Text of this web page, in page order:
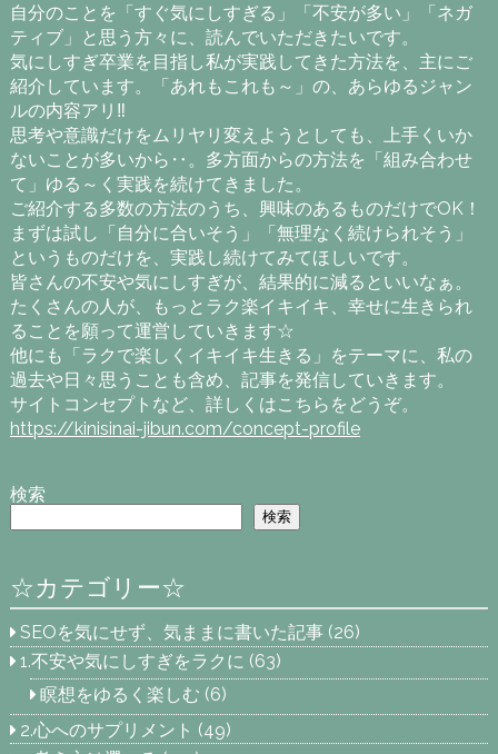
自分のことを「すぐ気にしすぎる」「不安が多い」「ネガ
ティブ」と思う方々に、読んでいただきたいです。
気にしすぎ卒業を目指し私が実践してきた方法を、主にご
紹介しています。「あれもこれも～」の、あらゆるジャン
ルの内容アリ‼
思考や意識だけをムリヤリ変えようとしても、上手くいか
ないことが多いから‥。多方面からの方法を「組み合わせ
て」ゆる～く実践を続けてきました。
ご紹介する多数の方法のうち、興味のあるものだけでOK！
まずは試し「自分に合いそう」「無理なく続けられそう」
というものだけを、実践し続けてみてほしいです。
皆さんの不安や気にしすぎが、結果的に減るといいなぁ。
たくさんの人が、もっとラク楽イキイキ、幸せに生きられ
ることを願って運営していきます☆
他にも「ラクで楽しくイキイキ生きる」をテーマに、私の
過去や日々思うことも含め、記事を発信していきます。
サイトコンセプトなど、詳しくはこちらをどうぞ。
https://kinisinai-jibun.com/concept-profile
検索
検索
☆カテゴリー☆
SEOを気にせず、気ままに書いた記事 (26)
1.不安や気にしすぎをラクに (63)
瞑想をゆるく楽しむ (6)
2.心へのサプリメント (49)